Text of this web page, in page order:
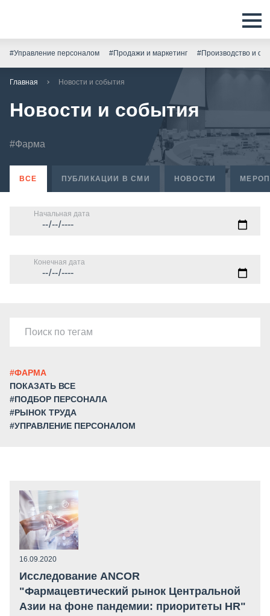
#Управление персоналом #Продажи и маркетинг #Производство и
Главная Новости и события
Новости и события
#Фарма
ВСЕ ПУБЛИКАЦИИ В СМИ НОВОСТИ
Начальная дата
Конечная дата
#ФАРМА
ПОКАЗАТЬ ВСЕ
#ПОДБОР ПЕРСОНАЛА
#РЫНОК ТРУДА
#УПРАВЛЕНИЕ ПЕРСОНАЛОМ
16.09.2020
Исследование ANCOR
"Фармацевтический рынок Центральной
Азии на фоне пандемии: приоритеты HR"